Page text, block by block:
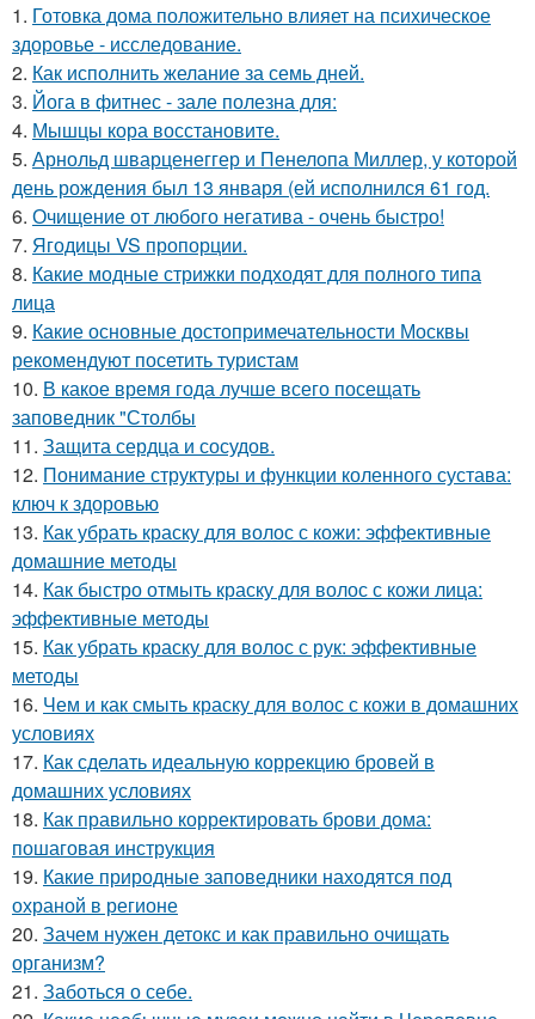
1. Готовка дома положительно влияет на психическое
здоровье - исследование.
2. Как исполнить желание за семь дней.
3. Йога в фитнес - зале полезна для:
4. Мышцы кора восстановите.
5. Арнольд шварценеггер и Пенелопа Миллер, у которой
день рождения был 13 января (ей исполнился 61 год.
6. Очищение от любого негатива - очень быстро!
7. Ягодицы VS пропорции.
8. Какие модные стрижки подходят для полного типа
лица
9. Какие основные достопримечательности Москвы
рекомендуют посетить туристам
10. В какое время года лучше всего посещать
заповедник "Столбы
11. Защита сердца и сосудов.
12. Понимание структуры и функции коленного сустава:
ключ к здоровью
13. Как убрать краску для волос с кожи: эффективные
домашние методы
14. Как быстро отмыть краску для волос с кожи лица:
эффективные методы
15. Как убрать краску для волос с рук: эффективные
методы
16. Чем и как смыть краску для волос с кожи в домашних
условиях
17. Как сделать идеальную коррекцию бровей в
домашних условиях
18. Как правильно корректировать брови дома:
пошаговая инструкция
19. Какие природные заповедники находятся под
охраной в регионе
20. Зачем нужен детокс и как правильно очищать
организм?
21. Заботься о себе.